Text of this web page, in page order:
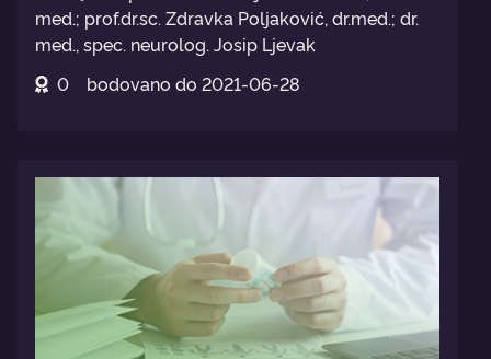
med.; prof.dr.sc. Zdravka Poljaković, dr.med.; dr.
med., spec. neurolog. Josip Ljevak
0
bodovano do 2021-06-28